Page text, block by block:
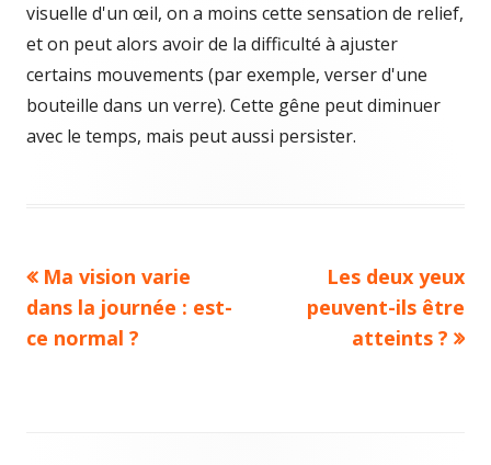
visuelle d'un œil, on a moins cette sensation de relief,
et on peut alors avoir de la difficulté à ajuster
certains mouvements (par exemple, verser d'une
bouteille dans un verre). Cette gêne peut diminuer
avec le temps, mais peut aussi persister.
Navigation
de
Previous
article:
Ma vision varie
dans la journée : est-
ce normal ?
Next
article:
Les deux yeux
peuvent-ils être
atteints ?